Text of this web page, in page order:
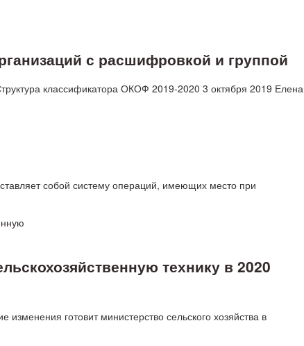
с расшифровкой и группой
классификатора ОКОФ 2019‑2020 3 октября 2019 Елена
собой систему операций, имеющих место при
технику в 2020
готовит министерство сельского хозяйства в